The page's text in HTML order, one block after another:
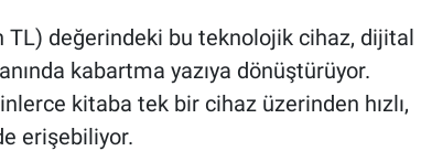
TL) değerindeki bu teknolojik cihaz, dijital
kabartma yazıya dönüştürüyor.
kitaba tek bir cihaz üzerinden hızlı,
erişebiliyor.